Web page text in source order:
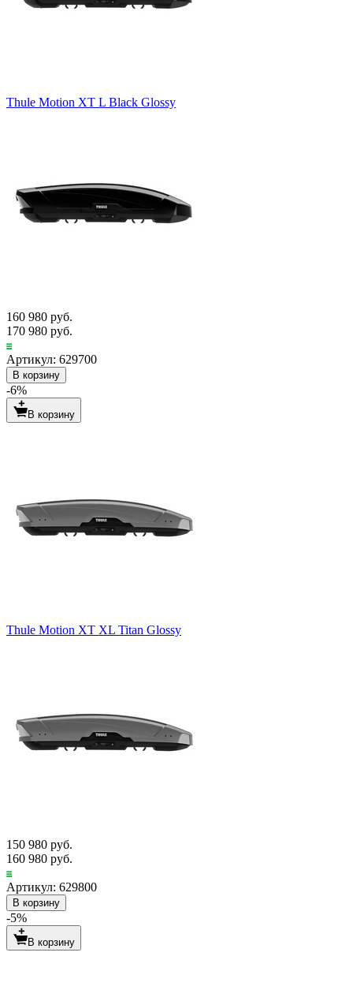
Thule Motion XT L Black Glossy
160 980 руб.
170 980 руб.
Артикул: 629700
В корзину
-6%
В корзину
Thule Motion XT XL Titan Glossy
150 980 руб.
160 980 руб.
Артикул: 629800
В корзину
-5%
В корзину